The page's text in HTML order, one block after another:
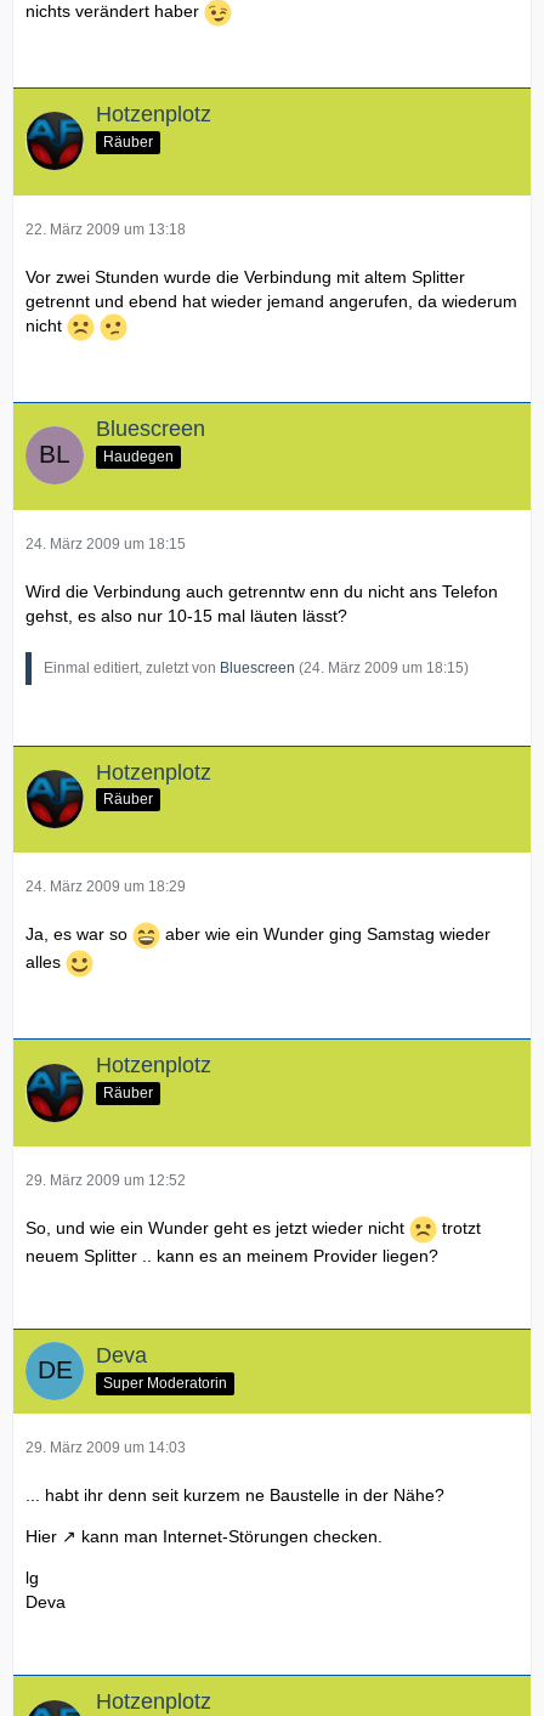
nichts verändert haber
Hotzenplotz
Räuber
22. März 2009 um 13:18
Vor zwei Stunden wurde die Verbindung mit altem Splitter
getrennt und ebend hat wieder jemand angerufen, da wiederum
nicht
Bluescreen
Haudegen
24. März 2009 um 18:15
Wird die Verbindung auch getrenntw enn du nicht ans Telefon
gehst, es also nur 10-15 mal läuten lässt?
Einmal editiert, zuletzt von Bluescreen (24. März 2009 um 18:15)
Hotzenplotz
Räuber
24. März 2009 um 18:29
Ja, es war so
aber wie ein Wunder ging Samstag wieder
alles
Hotzenplotz
Räuber
29. März 2009 um 12:52
So, und wie ein Wunder geht es jetzt wieder nicht
trotzt
neuem Splitter .. kann es an meinem Provider liegen?
Deva
Super Moderatorin
29. März 2009 um 14:03
... habt ihr denn seit kurzem ne Baustelle in der Nähe?
Hier kann man Internet-Störungen checken.
lg
Deva
Hotzenplotz